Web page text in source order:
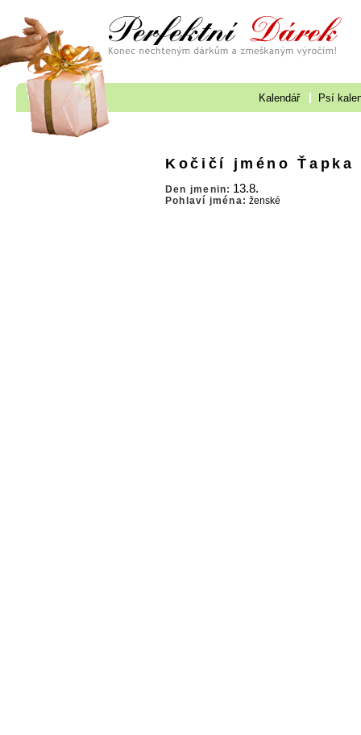
Kalendář Psí
Kočičí jméno Ťapka
Den jmenin: 13.8.
Pohlaví jména: ženské